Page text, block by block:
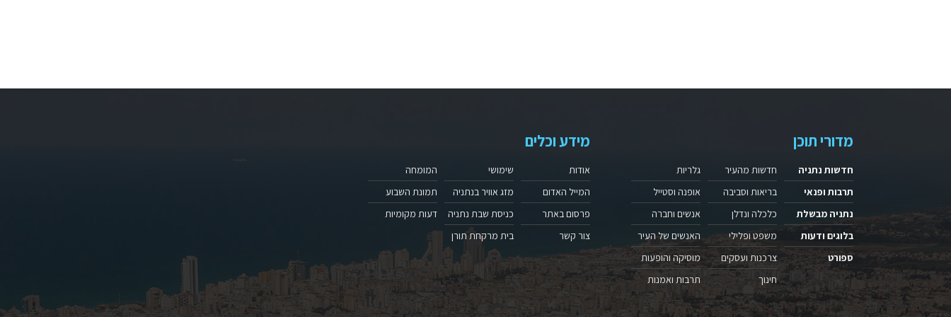
מדורי תוכן
חדשות נתניה
תרבות ופנאי
נתניה מבשלת
בלוגים ודעות
ספורט
חדשות מהעיר
בריאות וסביבה
כלכלה ונדלן
משפט ופלילי
צרכנות ועסקים
חינוך
גלריות
אופנה וסטייל
אנשים וחברה
האנשים של העיר
מוסיקה והופעות
תרבות ואמנות
מידע וכלים
אודות
המייל האדום
פרסום באתר
צור קשר
שימושי
מזג אוויר בנתניה
כניסת שבת נתניה
בית מרקחת תורן
המומחה
תמונת השבוע
דעות מקומיות